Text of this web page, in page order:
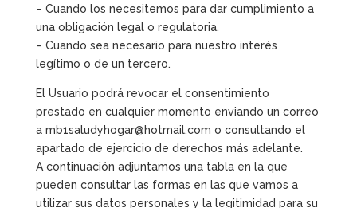
– Cuando los necesitemos para dar cumplimiento a
una obligación legal o regulatoria.
– Cuando sea necesario para nuestro interés
legítimo o de un tercero.
El Usuario podrá revocar el consentimiento
prestado en cualquier momento enviando un correo
a mb1saludyhogar@hotmail.com o consultando el
apartado de ejercicio de derechos más adelante.
A continuación adjuntamos una tabla en la que
pueden consultar las formas en las que vamos a
utilizar sus datos personales y la legitimidad para su